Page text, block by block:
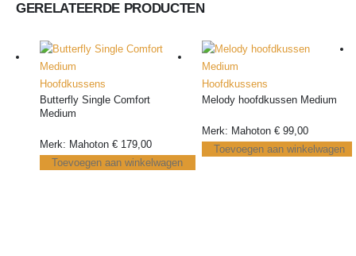
GERELATEERDE PRODUCTEN
Hoofdkussens
Butterfly Single Comfort
Medium
Merk: Mahoton €179,00
Toevoegen aan winkelwagen
Hoofdkussens
Melody hoofdkussen Medium
Merk: Mahoton €99,00
Toevoegen aan winkelwagen